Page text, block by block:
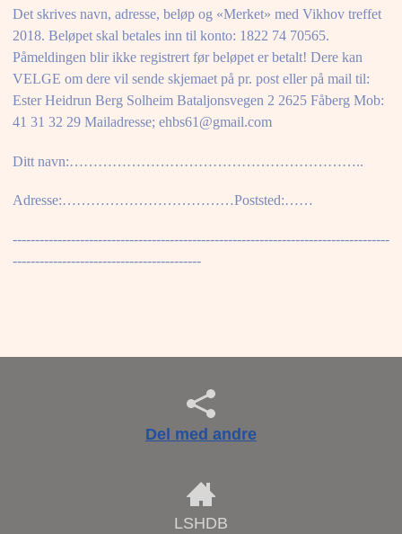
Det skrives navn, adresse, beløp og «Merket» med Vikhov treffet
2018. Beløpet skal betales inn til konto: 1822 74 70565.
Påmeldingen blir ikke registrert før beløpet er betalt! Dere kan
VELGE om dere vil sende skjemaet på pr. post eller på mail til:
Ester Heidrun Berg Solheim Bataljonsvegen 2 2625 Fåberg Mob:
41 31 32 29 Mailadresse; ehbs61@gmail.com
Ditt navn:……………………………………………………..
Adresse:………………………………Poststed:……
------------------------------------------------------------------------------------
------------------------------------------
Del med andre
LSHDB